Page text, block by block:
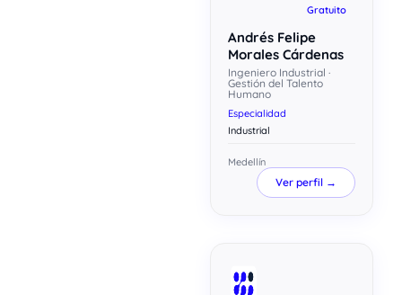
Gratuito
Andrés Felipe
Morales Cárdenas
Ingeniero Industrial ·
Gestión del Talento
Humano
Especialidad
Industrial
Medellín
Ver perfil →